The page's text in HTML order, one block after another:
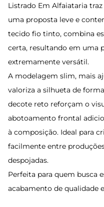
Listrado Em Alfaiataria
uma proposta leve e
tecido fio tinto, combina
certa, resultando em uma
extremamente versátil.
A modelagem slim, mais
valoriza a silhueta de
decote reto reforçam o
abotoamento frontal
à composição. Ideal para
facilmente entre
despojadas.
Perfeita para quem busca
acabamento de qualidade